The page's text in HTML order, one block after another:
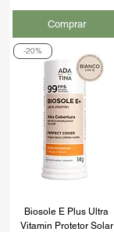
Comprar
-20%
Biosole E Plus Ultra
Vitamin Protetor Solar